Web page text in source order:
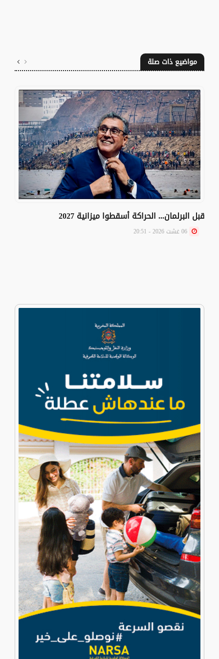
مواضيع ذات صلة
قبل البرلمان... الحراكة أسقطوا ميزانية 2027